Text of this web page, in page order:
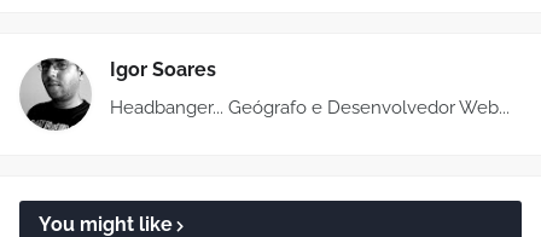
Igor Soares
Headbanger... Geógrafo e Desenvolvedor Web...
You might like